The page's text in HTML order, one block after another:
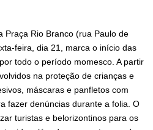
Praça Rio Branco (rua Paulo de
feira, dia 21, marca o início das
todo o período momesco. A partir
na proteção de crianças e
máscaras e panfletos com
fazer denúncias durante a folia. O
turistas e belorizontinos para os